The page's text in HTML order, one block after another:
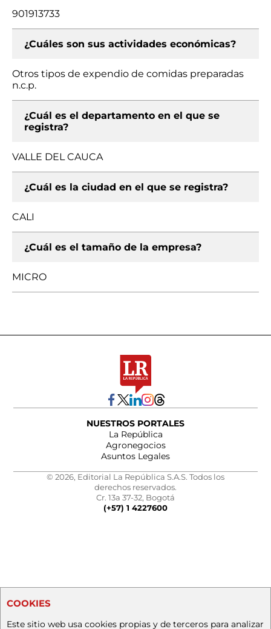
901913733
¿Cuáles son sus actividades económicas?
Otros tipos de expendio de comidas preparadas
n.c.p.
¿Cuál es el departamento en el que se
registra?
VALLE DEL CAUCA
¿Cuál es la ciudad en el que se registra?
CALI
¿Cuál es el tamaño de la empresa?
MICRO
NUESTROS PORTALES
La República
Agronegocios
Asuntos Legales
© 2026, Editorial La República S.A.S. Todos los
derechos reservados.
Cr. 13a 37-32, Bogotá
(+57) 1 4227600
COOKIES
Este sitio web usa cookies propias y de terceros para analizar